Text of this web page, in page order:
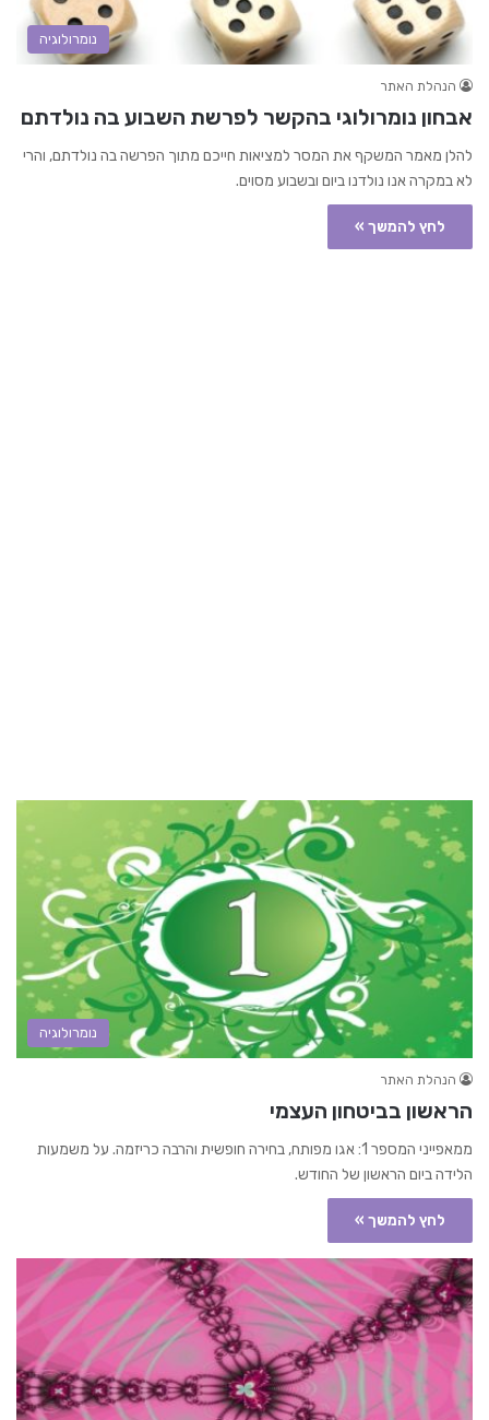
נומרולוגיה
הנהלת האתר
אבחון נומרולוגי בהקשר לפרשת השבוע בה נולדתם
להלן מאמר המשקף את המסר למציאות חייכם מתוך הפרשה בה נולדתם, והרי
לא במקרה אנו נולדנו ביום ובשבוע מסוים.
לחץ להמשך »
נומרולוגיה
הנהלת האתר
הראשון בביטחון העצמי
ממאפייני המספר 1: אגו מפותח, בחירה חופשית והרבה כריזמה. על משמעות
הלידה ביום הראשון של החודש.
לחץ להמשך »